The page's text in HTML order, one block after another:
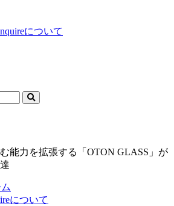
について
能力を拡張する「OTON GLASS」が
について